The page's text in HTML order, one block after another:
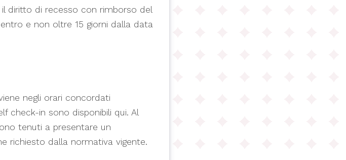
il diritto di recesso con rimborso del
e non oltre 15 giorni dalla data
negli orari concordati
check-in sono disponibili qui. Al
tenuti a presentare un
richiesto dalla normativa vigente.